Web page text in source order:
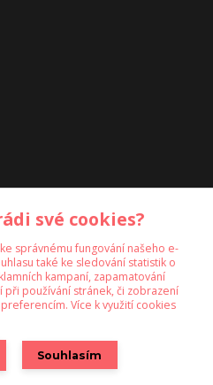
sběr cookies.
své cookies?
správnému fungování našeho e-
také ke sledování statistik o
kampaní, zapamatování
používání stránek, či zobrazení
Více k využití cookies
Souhlasím